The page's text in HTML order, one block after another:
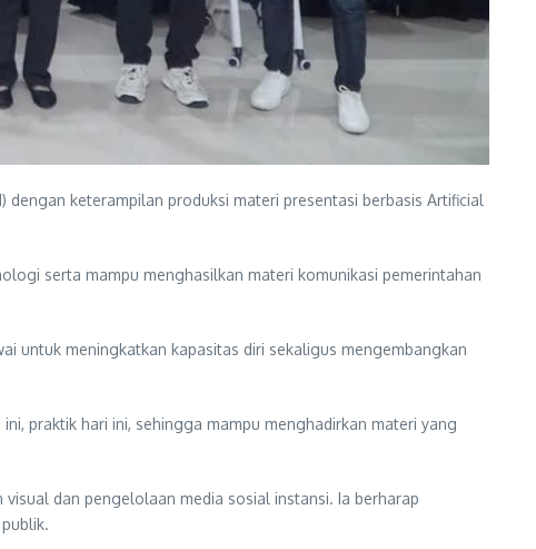
dengan keterampilan produksi materi presentasi berbasis Artificial
serta mampu menghasilkan materi komunikasi pemerintahan
untuk meningkatkan kapasitas diri sekaligus mengembangkan
praktik hari ini, sehingga mampu menghadirkan materi yang
dan pengelolaan media sosial instansi. Ia berharap